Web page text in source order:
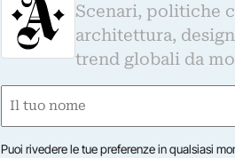
Scenari, politiche
architettura,
trend globali da
Nome
First
Puoi rivedere le tue preferenze in qualsiasi